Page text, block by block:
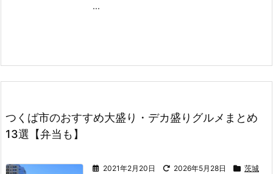
...
つくば市のおすすめ大盛り・デカ盛りグルメまとめ
13選【弁当も】
2021年2月20日 2026年5月28日 茨城